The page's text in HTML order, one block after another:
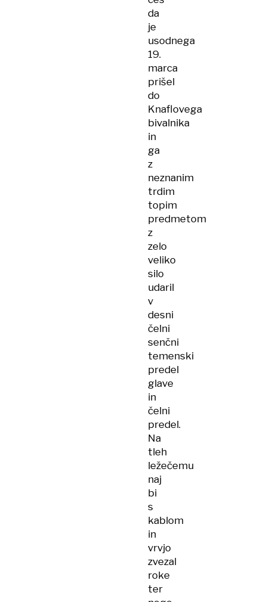
da
je
usodnega
19.
marca
prišel
do
Knaflovega
bivalnika
in
ga
z
neznanim
trdim
topim
predmetom
z
zelo
veliko
silo
udaril
v
desni
čelni
senčni
temenski
predel
glave
in
čelni
predel.
Na
tleh
ležečemu
naj
bi
s
kablom
in
vrvjo
zvezal
roke
ter